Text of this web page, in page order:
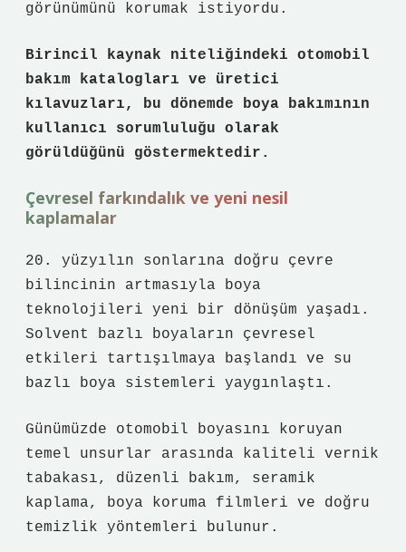
görünümünü korumak istiyordu.
Birincil kaynak niteliğindeki otomobil
bakım katalogları ve üretici
kılavuzları, bu dönemde boya bakımının
kullanıcı sorumluluğu olarak
görüldüğünü göstermektedir.
Çevresel farkındalık ve yeni nesil
kaplamalar
20. yüzyılın sonlarına doğru çevre
bilincinin artmasıyla boya
teknolojileri yeni bir dönüşüm yaşadı.
Solvent bazlı boyaların çevresel
etkileri tartışılmaya başlandı ve su
bazlı boya sistemleri yaygınlaştı.
Günümüzde otomobil boyasını koruyan
temel unsurlar arasında kaliteli vernik
tabakası, düzenli bakım, seramik
kaplama, boya koruma filmleri ve doğru
temizlik yöntemleri bulunur.